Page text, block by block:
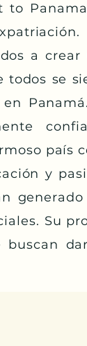
to
a
todos se
país
y
Su
buscan